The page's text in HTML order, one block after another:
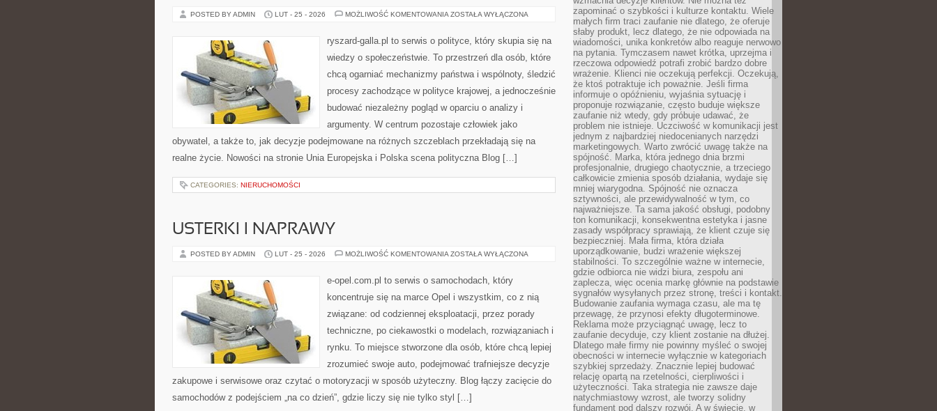
POSTED BY ADMIN LUT - 25 - 2026 MOŻLIWOŚĆ KOMENTOWANIA WYBORY
ZOSTAŁA WYŁĄCZONA
ryszard-galla.pl to serwis o polityce, który skupia się na
wiedzy o społeczeństwie. To przestrzeń dla osób, które
chcą ogarniać mechanizmy państwa i wspólnoty, śledzić
procesy zachodzące w polityce krajowej, a jednocześnie
budować niezależny pogląd w oparciu o analizy i
argumenty. W centrum pozostaje człowiek jako
obywatel, a także to, jak decyzje podejmowane na różnych szczeblach przekładają się na
realne życie. Nowości na stronie Unia Europejska i Polska scena polityczna Blog […]
CATEGORIES: NIERUCHOMOŚCI
USTERKI I NAPRAWY
POSTED BY ADMIN LUT - 25 - 2026 MOŻLIWOŚĆ KOMENTOWANIA USTERKI
ZOSTAŁA WYŁĄCZONA
e-opel.com.pl to serwis o samochodach, który
koncentruje się na marce Opel i wszystkim, co z nią
związane: od codziennej eksploatacji, przez porady
techniczne, po ciekawostki o modelach, rozwiązaniach i
rynku. To miejsce stworzone dla osób, które chcą lepiej
zrozumieć swoje auto, podejmować trafniejsze decyzje
zakupowe i serwisowe oraz czytać o motoryzacji w sposób użyteczny. Blog łączy zacięcie do
samochodów z podejściem „na co dzień”, gdzie liczy się nie tylko styl […]
zapominać o szybkości i kulturze kontaktu. Wiele
małych firm traci zaufanie nie dlatego, że oferuje
słaby produkt, lecz dlatego, że nie odpowiada na
wiadomości, unika konkretów albo reaguje nerwowo
na pytania. Tymczasem nawet krótka, uprzejma i
rzeczowa odpowiedź potrafi zrobić bardzo dobre
wrażenie. Klienci nie oczekują perfekcji. Oczekują,
że ktoś potraktuje ich poważnie. Jeśli firma
informuje o opóźnieniu, wyjaśnia sytuację i
proponuje rozwiązanie, często buduje większe
zaufanie niż wtedy, gdy próbuje udawać, że
problem nie istnieje. Uczciwość w komunikacji jest
jednym z najbardziej niedocenianych narzędzi
marketingowych. Warto zwrócić uwagę także na
spójność. Marka, która jednego dnia brzmi
profesjonalnie, drugiego chaotycznie, a trzeciego
całkowicie zmienia sposób działania, wydaje się
mniej wiarygodna. Spójność nie oznacza
sztywności, ale przewidywalność w tym, co
najważniejsze. Ta sama jakość obsługi, podobny
ton komunikacji, konsekwentna estetyka i jasne
zasady współpracy sprawiają, że klient czuje się
bezpieczniej. Mała firma, która działa
uporządkowanie, budzi wrażenie większej
stabilności. To szczególnie ważne w internecie,
gdzie odbiorca nie widzi biura, zespołu ani
zaplecza, więc ocenia markę głównie na podstawie
sygnałów wysyłanych przez stronę, treści i kontakt.
Budowanie zaufania wymaga czasu, ale ma tę
przewagę, że przynosi efekty długoterminowe.
Reklama może przyciągnąć uwagę, lecz to
zaufanie decyduje, czy klient zostanie na dłużej.
Dlatego małe firmy nie powinny myśleć o swojej
obecności w internecie wyłącznie w kategoriach
szybkiej sprzedaży. Znacznie lepiej budować
relację opartą na rzetelności, cierpliwości i
użyteczności. Taka strategia nie zawsze daje
natychmiastowy wzrost, ale tworzy solidny
fundament pod dalszy rozwój. A w świecie, w